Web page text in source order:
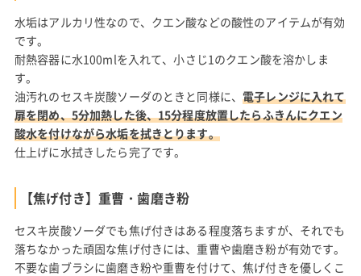
水垢はアルカリ性なので、クエン酸などの酸性のアイテムが有効
です。
耐熱容器に水100mlを入れて、小さじ1のクエン酸を溶かしま
す。
油汚れのセスキ炭酸ソーダのときと同様に、電子レンジに入れて
扉を閉め、5分加熱した後、15分程度放置したらふきんにクエン
酸水を付けながら水垢を拭きとります。
仕上げに水拭きしたら完了です。
【焦げ付き】重曹・歯磨き粉
セスキ炭酸ソーダでも焦げ付きはある程度落ちますが、それでも
落ちなかった頑固な焦げ付きには、重曹や歯磨き粉が有効です。
不要な歯ブラシに歯磨き粉や重曹を付けて、焦げ付きを優しくこ